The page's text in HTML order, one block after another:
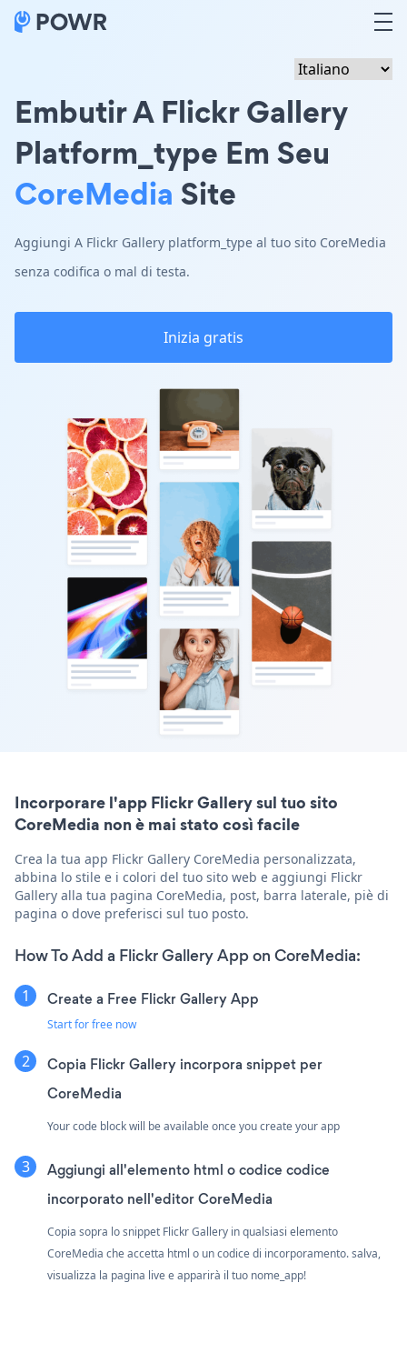
Embutir A Flickr Gallery
Platform_type Em Seu
CoreMedia Site
Aggiungi A Flickr Gallery platform_type al tuo sito CoreMedia
senza codifica o mal di testa.
Inizia gratis
Incorporare l'app Flickr Gallery sul tuo sito
CoreMedia non è mai stato così facile
Crea la tua app Flickr Gallery CoreMedia personalizzata,
abbina lo stile e i colori del tuo sito web e aggiungi Flickr
Gallery alla tua pagina CoreMedia, post, barra laterale, piè di
pagina o dove preferisci sul tuo posto.
How To Add a Flickr Gallery App on CoreMedia:
Create a Free Flickr Gallery App
Start for free now
Copia Flickr Gallery incorpora snippet per
CoreMedia
Your code block will be available once you create your app
Aggiungi all'elemento html o codice codice
incorporato nell'editor CoreMedia
Copia sopra lo snippet Flickr Gallery in qualsiasi elemento
CoreMedia che accetta html o un codice di incorporamento. salva,
visualizza la pagina live e apparirà il tuo nome_app!